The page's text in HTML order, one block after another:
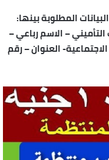
المطلوبة بينها:
– الاسم رباعي –
العنوان – رقم